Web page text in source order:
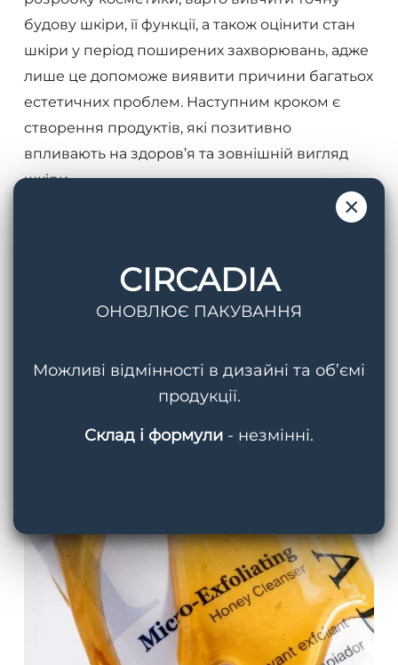
будову шкіри, її функції, а також оцінити стан
шкіри у період поширених захворювань, адже
лише це допоможе виявити причини багатьох
естетичних проблем. Наступним кроком є
створення продуктів, які позитивно
впливають на здоров’я та зовнішній вигляд
шкіри.
×
CIRCADIA
ОНОВЛЮЄ ПАКУВАННЯ
Можливі відмінності в дизайні та об’ємі
продукції.
Склад і формули - незмінні.